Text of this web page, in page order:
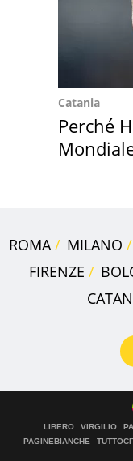
Catania
Perché
ROMA MILANO
FIRENZE
LIBERO VIRGILIO
PAGINEBIANCHE